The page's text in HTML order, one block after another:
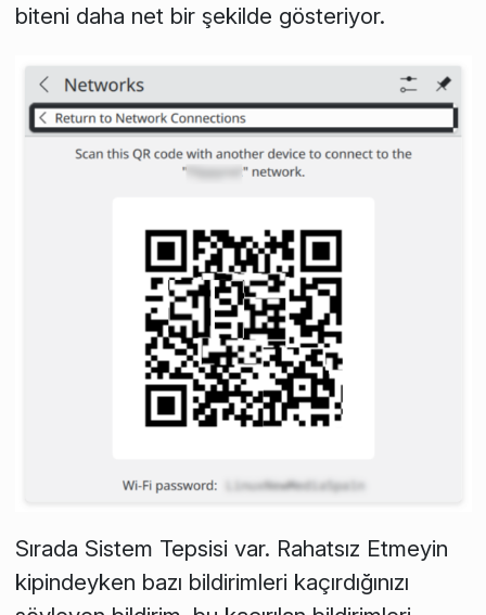
biteni daha net bir şekilde gösteriyor.
Sırada Sistem Tepsisi var. Rahatsız Etmeyin
kipindeyken bazı bildirimleri kaçırdığınızı